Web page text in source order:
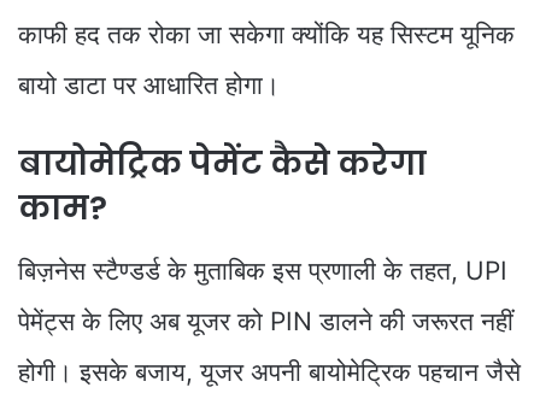
काफी हद तक रोका जा सकेगा क्योंकि यह सिस्टम यूनिक
बायो डाटा पर आधारित होगा।
बायोमेट्रिक पेमेंट कैसे करेगा
काम?
बिज़नेस स्टैण्डर्ड के मुताबिक इस प्रणाली के तहत, UPI
पेमेंट्स के लिए अब यूजर को PIN डालने की जरूरत नहीं
होगी। इसके बजाय, यूजर अपनी बायोमेट्रिक पहचान जैसे